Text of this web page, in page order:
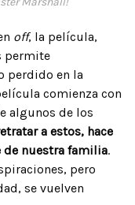
off, la película,
permite
perdido en la
comienza con
algunos de los
a estos, hace
de nuestra familia.
pero
se vuelven